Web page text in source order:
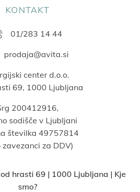
KONTAKT
01/283 14 44
prodaja@avita.si
center d.o.o.
69, 1000 Ljubljana
200412916,
sodišče v Ljubljani
številka 49757814
zavezanci za DDV)
hrasti 69 | 1000 Ljubljana | Kje
smo?